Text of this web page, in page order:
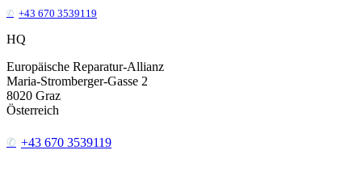
+43 670 3539119
HQ
Europäische Reparatur-Allianz
Maria-Stromberger-Gasse 2
8020 Graz
Österreich
+43 670 3539119